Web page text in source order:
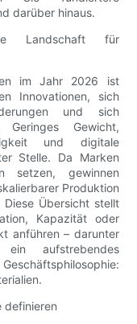
darüber hinaus.
Landschaft für
im Jahr 2026 ist
Innovationen, sich
und sich
Geringes Gewicht,
und digitale
Stelle. Da Marken
setzen, gewinnen
Produktion
Übersicht stellt
Kapazität oder
anführen – darunter
ein aufstrebendes
definieren